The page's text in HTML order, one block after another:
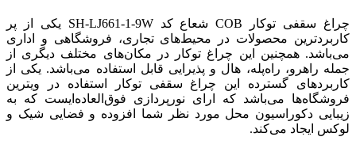
چراغ سقفی توکار COB شعاع کد SH-LJ661-1-9W یکی از پر
کاربردترین محصولات در محیط‌های تجاری، فروشگاهی و اداری
می‌باشد. همچنین این چراغ توکار در مکان‌های مختلف دیگری از
جمله راهرو، راه‌پله، هال و پذیرایی قابل استفاده می‌باشد. یکی از
کاربردهای گسترده این چراغ سقفی توکار استفاده در ویترین
فروشگاه‌ها می‌باشد که ارای نورپردازی فوق‌العاده‌ایست که به
زیبایی دکوراسیون محل مورد نظر شما افزوده و فضایی شیک و
لوکس ایجاد می‌کند.